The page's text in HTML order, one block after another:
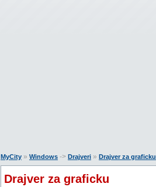
MyCity » Windows -> Drajveri » Drajver za graficku
Drajver za graficku